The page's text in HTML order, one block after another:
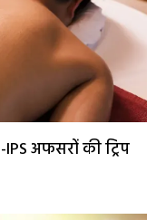
अफसरों की ट्रिप